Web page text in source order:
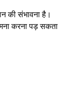
की संभावना है।
करना पड़ सकता